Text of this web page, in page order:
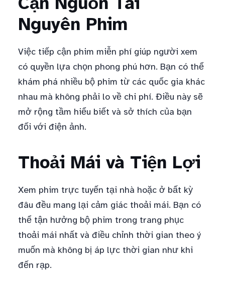
Nguyên Phim
Việc tiếp cận phim miễn phí giúp người xem
có quyền lựa chọn phong phú hơn. Bạn có thể
khám phá nhiều bộ phim từ các quốc gia khác
nhau mà không phải lo về chi phí. Điều này sẽ
mở rộng tầm hiểu biết và sở thích của bạn
đối với điện ảnh.
Thoải Mái và Tiện Lợi
Xem phim trực tuyến tại nhà hoặc ở bất kỳ
đâu đều mang lại cảm giác thoải mái. Bạn có
thể tận hưởng bộ phim trong trang phục
thoải mái nhất và điều chỉnh thời gian theo ý
muốn mà không bị áp lực thời gian như khi
đến rạp.